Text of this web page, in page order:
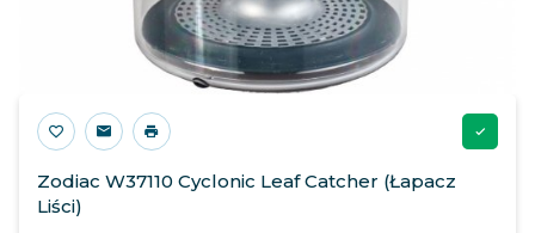
Zodiac W37110 Cyclonic Leaf Catcher (Łapacz
Liści)